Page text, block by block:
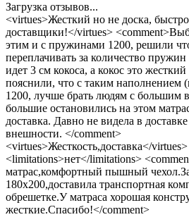
Загрузка отзывов...
<virtues>Жесткий но не доска,
доставщики!</virtues>
этим и с пружинами 1200, решили
переплачивать за количество
идет 3 см кокоса, а кокос это
пояснили, что с таким наполнением
1200, лучше брать людям с большим
большие остановились на этом
доставка. Давно не видела в
внешности. </comment>
<virtues>Жесткость,доставка</virtues>
<limitations>нет</limitations>
матрас,комфортный пышный
180х200,доставила транспортная
обрешетке.У матраса хорошая
жесткие.Спасибо!</comment>